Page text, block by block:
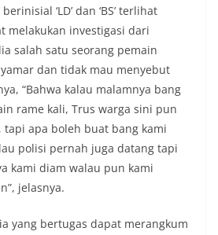
‘LD’ dan ‘BS’ terlihat
melakukan investigasi dari
salah satu seorang pemain
dan tidak mau menyebut
“Bahwa kalau malamnya bang
rame kali, Trus warga sini pun
tapi apa boleh buat bang kami
polisi pernah juga datang tapi
kami diam walau pun kami
jelasnya.
yang bertugas dapat merangkum